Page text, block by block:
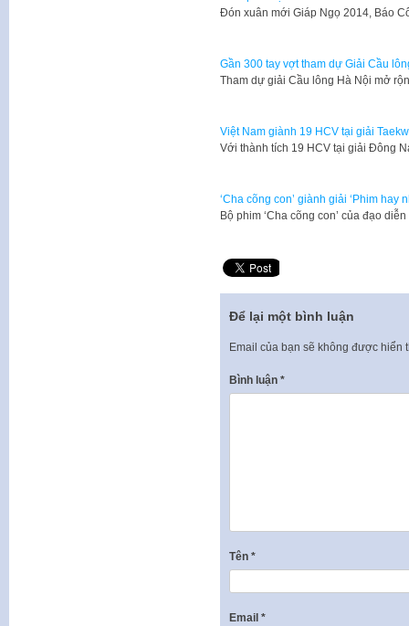
​Đón xuân mới Giáp Ngọ 2014, Báo
Gần 300 tay vợt tham dự Giải Cầu
Tham dự giải Cầu lông Hà Nội mở
Việt Nam giành 19 HCV tại giải
Với thành tích 19 HCV tại giải Đông
‘Cha cõng con’ giành giải ‘Phim hay
Bộ phim ‘Cha cõng con’ của đạo
Để lại một bình luận
Email của bạn sẽ không được hiển
Bình luận *
Tên *
Email *